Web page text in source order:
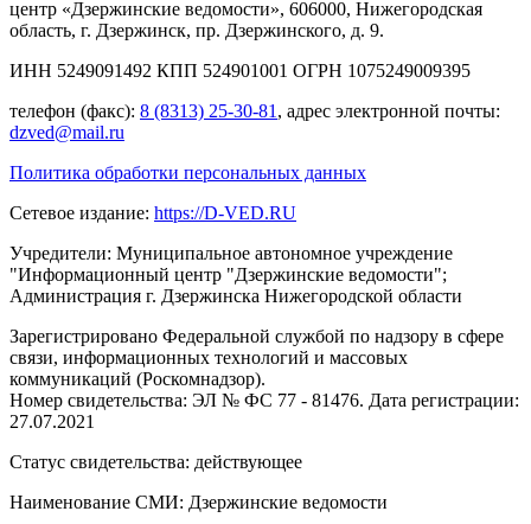
центр «Дзержинские ведомости», 606000, Нижегородская
область, г. Дзержинск, пр. Дзержинского, д. 9.
ИНН 5249091492 КПП 524901001 ОГРН 1075249009395
телефон (факс): 8 (8313) 25-30-81 , адрес электронной почты:
dzved@mail.ru
Политика обработки персональных данных
Сетевое издание: https://D-VED.RU
Учредители: Муниципальное автономное учреждение
"Информационный центр "Дзержинские ведомости";
Администрация г. Дзержинска Нижегородской области
Зарегистрировано Федеральной службой по надзору в сфере
связи, информационных технологий и массовых
коммуникаций (Роскомнадзор).
Номер свидетельства: ЭЛ № ФС 77 - 81476. Дата регистрации:
27.07.2021
Статус свидетельства: действующее
Наименование СМИ: Дзержинские ведомости